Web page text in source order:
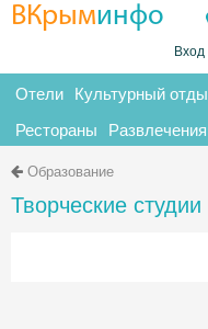
ВКрыминфо
Вход
Отели Культурный
Рестораны Развлечения
Образование
Творческие